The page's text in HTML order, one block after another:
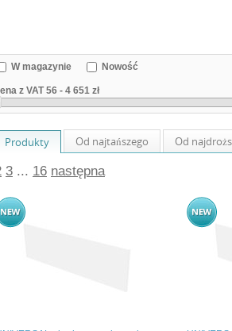
W magazynie Nowość
z VAT 56 - 4 651 zł
Produkty Od najtańszego Od
3 ... 16 następna